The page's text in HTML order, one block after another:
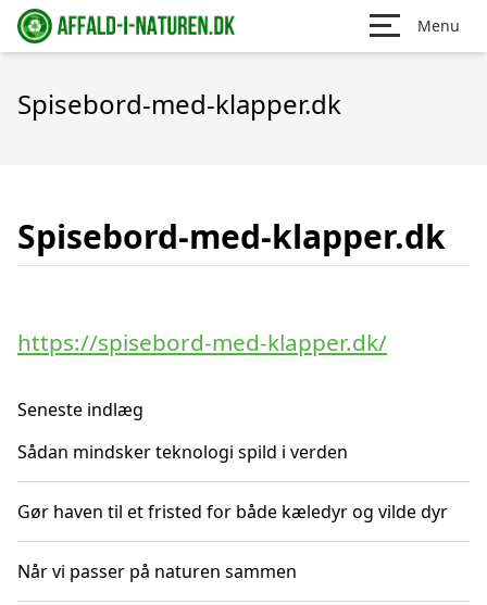
Menu
Spisebord-med-klapper.dk
Spisebord-med-klapper.dk
https://spisebord-med-klapper.dk/
Seneste indlæg
Sådan mindsker teknologi spild i verden
Gør haven til et fristed for både kæledyr og vilde dyr
Når vi passer på naturen sammen